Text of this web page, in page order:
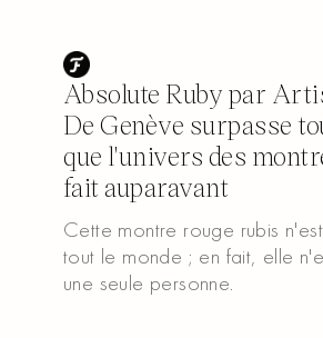
Absolute Ruby par
De Genève surpasse
que l'univers des
fait auparavant
Cette montre rouge rubis
tout le monde ; en fait, elle
une seule personne.